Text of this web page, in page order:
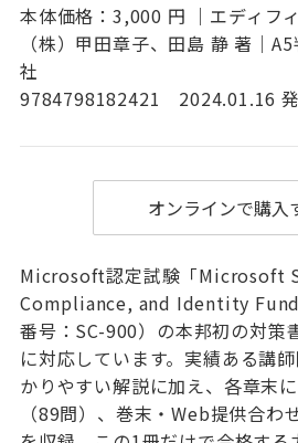
本体価格：3,000 円 ｜エディフ
（株）甲田章子、田島 静 著｜
社
9784798182421 2024.01.16
オンラインで購入
Microsoft認定試験「Microsoft
Compliance, and Identity
番号：SC-900）の本邦初の対策
に対応しています。実績ある講
かりやすい解説に加え、各章末
（89問）、巻末・Web提供合わ